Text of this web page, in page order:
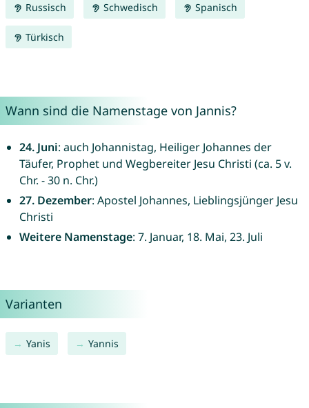
Russisch Schwedisch Spanisch
Türkisch
Wann sind die Namenstage von Jannis?
24. Juni: auch Johannistag, Heiliger Johannes der
Täufer, Prophet und Wegbereiter Jesu Christi (ca. 5 v.
Chr. - 30 n. Chr.)
27. Dezember: Apostel Johannes, Lieblingsjünger Jesu
Christi
Weitere Namenstage: 7. Januar, 18. Mai, 23. Juli
Varianten
Yanis Yannis